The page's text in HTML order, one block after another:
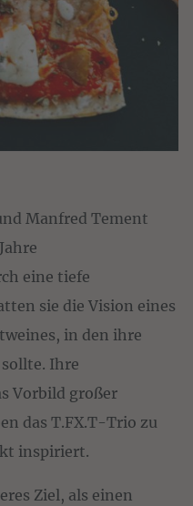
Manfred Tement
eine tiefe
sie die Vision eines
in den ihre
Ihre
Vorbild großer
das T.FX.T-Trio zu
inspiriert.
Ziel, als einen